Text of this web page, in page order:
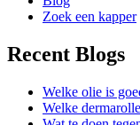
Zoek een kapper
Recent Blogs
Welke olie is
Welke